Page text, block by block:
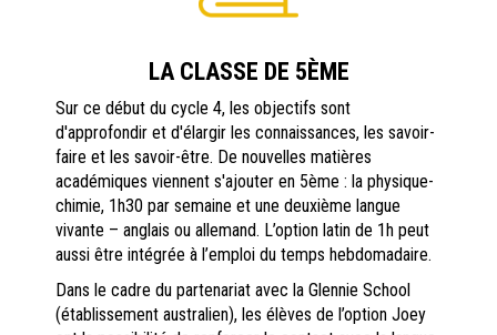
LA CLASSE DE 5ÈME
Sur ce début du cycle 4, les objectifs sont
d'approfondir et d'élargir les connaissances, les savoir-
faire et les savoir-être. De nouvelles matières
académiques viennent s'ajouter en 5ème : la physique-
chimie, 1h30 par semaine et une deuxième langue
vivante – anglais ou allemand. L’option latin de 1h peut
aussi être intégrée à l’emploi du temps hebdomadaire.
Dans le cadre du partenariat avec la Glennie School
(établissement australien), les élèves de l’option Joey